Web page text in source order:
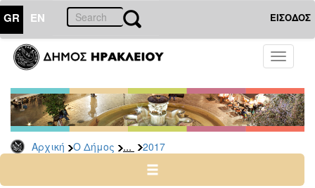
GR EN ΕΙΣΟΔΟΣ
Toggle
Αρχική Ο Δήμος ... 2017
ΔΗΜΟΣ
Δελτία
Τύπου
Αρχείο
2026